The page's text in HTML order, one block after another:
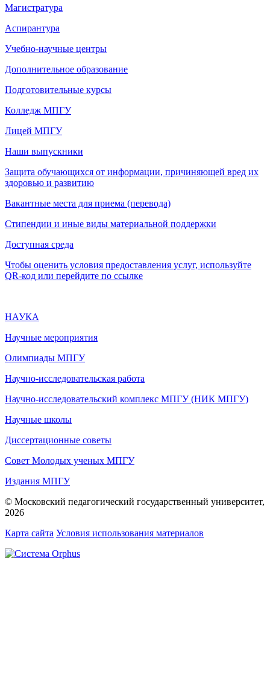
Магистратура
Аспирантура
Учебно-научные центры
Дополнительное образование
Подготовительные курсы
Колледж МПГУ
Лицей МПГУ
Наши выпускники
Защита обучающихся от информации, причиняющей вред их
здоровью и развитию
Вакантные места для приема (перевода)
Стипендии и иные виды материальной поддержки
Доступная среда
Чтобы оценить условия предоставления услуг, используйте
QR-код или перейдите по ссылке
НАУКА
Научные мероприятия
Олимпиады МПГУ
Научно-исследовательская работа
Научно-исследовательский комплекс МПГУ (НИК МПГУ)
Научные школы
Диссертационные советы
Совет Молодых ученых МПГУ
Издания МПГУ
© Московский педагогический государственный университет,
2026
Карта сайта Условия использования материалов